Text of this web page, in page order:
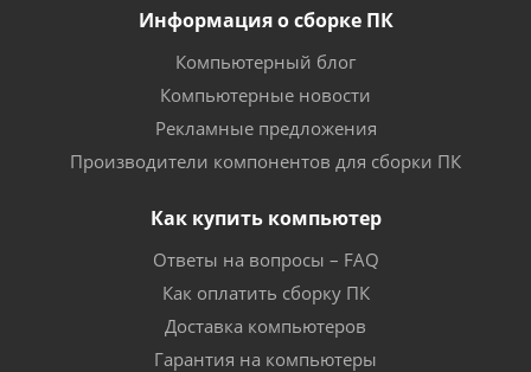
Информация о сборке ПК
Компьютерный блог
Компьютерные новости
Рекламные предложения
Производители компонентов для сборки ПК
Как купить компьютер
Ответы на вопросы – FAQ
Как оплатить сборку ПК
Доставка компьютеров
Гарантия на компьютеры